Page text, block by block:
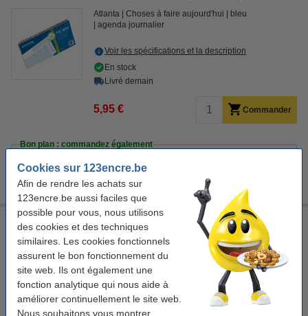
Cookies sur 123encre.be
Afin de rendre les achats sur
123encre.be aussi faciles que
possible pour vous, nous utilisons
des cookies et des techniques
similaires. Les cookies fonctionnels
assurent le bon fonctionnement du
site web. Ils ont également une
fonction analytique qui nous aide à
améliorer continuellement le site web.
Nous souhaitons vous montrer
Atlanta Choses à faire aujourd'hui
bleu
agenda journalier
Voir les spécifications et la description
En stock
Livré demain
5,95 € Commander
Bon plan : commandez également
123encre stylo à bille sans impression (10 pièces) - bleu
Atlanta carnet à faire ce jour (125 feuilles)
Atlanta Choses à faire aujourd'hui
bleu
agenda journalier
Voir les spécifications et la description
7,25 € Commander